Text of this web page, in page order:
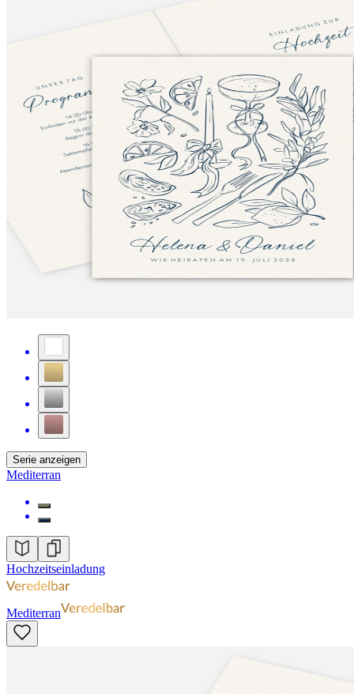
Serie anzeigen
Mediterran
Hochzeitseinladung
Mediterran